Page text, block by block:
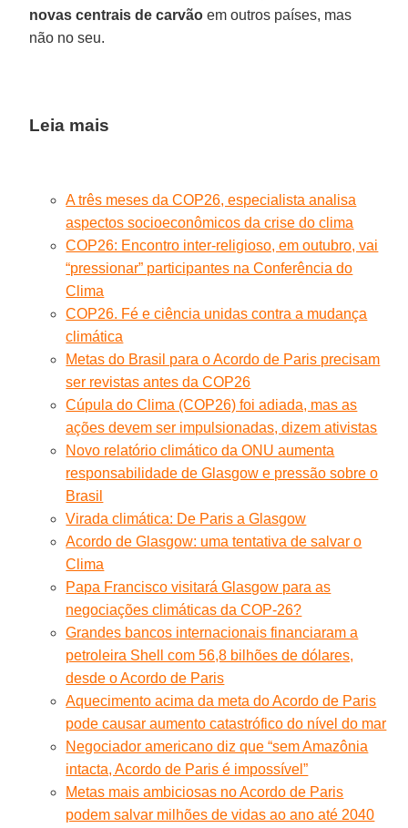
novas centrais de carvão em outros países, mas
não no seu.
Leia mais
A três meses da COP26, especialista analisa
aspectos socioeconômicos da crise do clima
COP26: Encontro inter-religioso, em outubro, vai
“pressionar” participantes na Conferência do
Clima
COP26. Fé e ciência unidas contra a mudança
climática
Metas do Brasil para o Acordo de Paris precisam
ser revistas antes da COP26
Cúpula do Clima (COP26) foi adiada, mas as
ações devem ser impulsionadas, dizem ativistas
Novo relatório climático da ONU aumenta
responsabilidade de Glasgow e pressão sobre o
Brasil
Virada climática: De Paris a Glasgow
Acordo de Glasgow: uma tentativa de salvar o
Clima
Papa Francisco visitará Glasgow para as
negociações climáticas da COP-26?
Grandes bancos internacionais financiaram a
petroleira Shell com 56,8 bilhões de dólares,
desde o Acordo de Paris
Aquecimento acima da meta do Acordo de Paris
pode causar aumento catastrófico do nível do mar
Negociador americano diz que “sem Amazônia
intacta, Acordo de Paris é impossível”
Metas mais ambiciosas no Acordo de Paris
podem salvar milhões de vidas ao ano até 2040